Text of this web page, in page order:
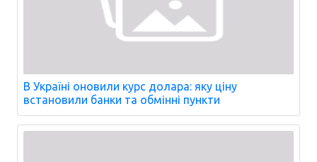
В Україні оновили курс долара: яку ціну
встановили банки та обмінні пункти